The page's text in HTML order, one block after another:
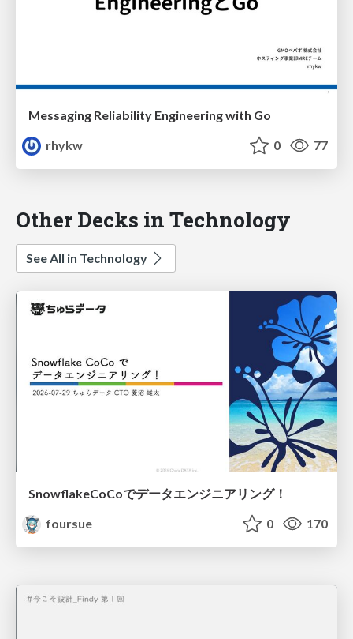
Messaging Reliability Engineering with Go
rhykw
0 77
Other Decks in Technology
See All in Technology
SnowflakeCoCoでデータエンジニアリング！
foursue
0 170